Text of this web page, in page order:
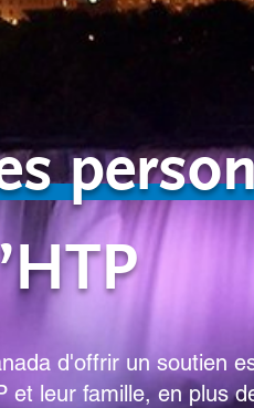
d'offrir un soutien
et leur famille, en plus